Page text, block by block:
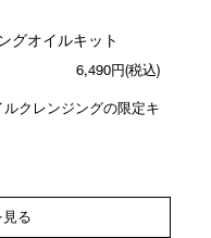
グオイルキット
6,490円(税込)
クレンジングの限定キ
る